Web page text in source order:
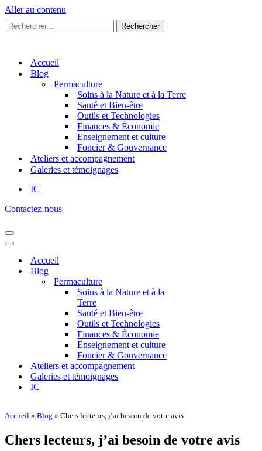
Aller au contenu
Rechercher...
Rechercher
Accueil
Blog
Permaculture
Soins à la Nature et à la Terre
Santé et Bien-être
Outils et Technologies
Finances & Économie
Enseignement et culture
Foncier & Gouvernance
Ateliers et accompagnement
Galeries et témoignages
IC
Contactez-nous
Menu
de
Menu
navigationAccueil
Blog
Permaculture
Soins à la Nature et à la
Terre
Santé et Bien-être
Outils et Technologies
Finances & Économie
Enseignement et culture
Foncier & Gouvernance
Ateliers et accompagnement
Galeries et témoignages
IC
Accueil » Blog » Chers lecteurs, j’ai besoin de votre avis
Chers lecteurs, j’ai besoin de votre avis